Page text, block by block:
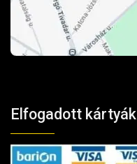
Elfogadott kártyák